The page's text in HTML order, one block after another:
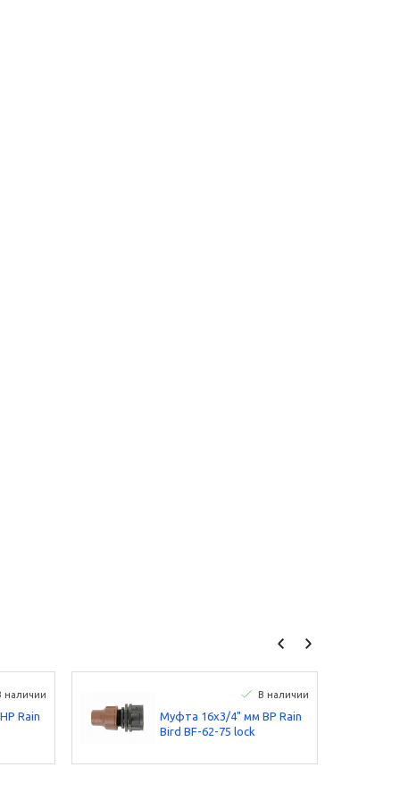
наличии
Rain
В наличии
Муфта 16х3/4" мм ВP Rain
Bird BF-62-75 lock